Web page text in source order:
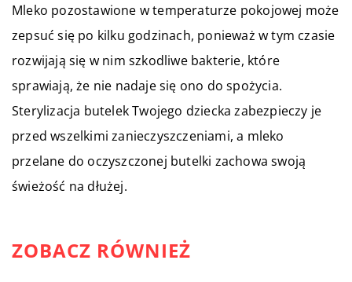
Mleko pozostawione w temperaturze pokojowej może
zepsuć się po kilku godzinach, ponieważ w tym czasie
rozwijają się w nim szkodliwe bakterie, które
sprawiają, że nie nadaje się ono do spożycia.
Sterylizacja butelek Twojego dziecka zabezpieczy je
przed wszelkimi zanieczyszczeniami, a mleko
przelane do oczyszczonej butelki zachowa swoją
świeżość na dłużej.
ZOBACZ RÓWNIEŻ